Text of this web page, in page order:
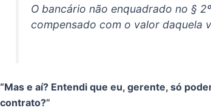
O bancário não enquadrado no §
compensado com o valor daquela
“Mas e aí? Entendi que eu, gerente, só
contrato?”